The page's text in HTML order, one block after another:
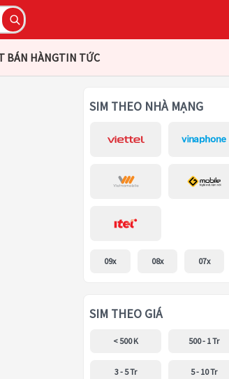
BÁN HÀNGTIN TỨC
SIM THEO NHÀ MẠNG
09x 08x 07x
SIM THEO GIÁ
< 500 K 500 - 1 Tr
3 - 5 Tr 5 - 10 Tr